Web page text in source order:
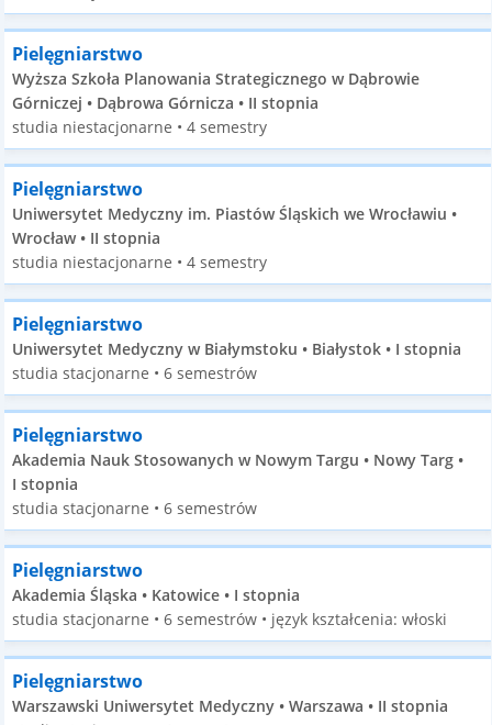
Pielęgniarstwo
Wyższa Szkoła Planowania Strategicznego w Dąbrowie
Górniczej • Dąbrowa Górnicza • II stopnia
studia niestacjonarne • 4 semestry
Pielęgniarstwo
Uniwersytet Medyczny im. Piastów Śląskich we Wrocławiu •
Wrocław • II stopnia
studia niestacjonarne • 4 semestry
Pielęgniarstwo
Uniwersytet Medyczny w Białymstoku • Białystok • I stopnia
studia stacjonarne • 6 semestrów
Pielęgniarstwo
Akademia Nauk Stosowanych w Nowym Targu • Nowy Targ •
I stopnia
studia stacjonarne • 6 semestrów
Pielęgniarstwo
Akademia Śląska • Katowice • I stopnia
studia stacjonarne • 6 semestrów • język kształcenia: włoski
Pielęgniarstwo
Warszawski Uniwersytet Medyczny • Warszawa • II stopnia